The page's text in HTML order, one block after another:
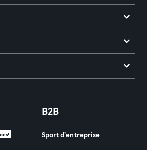
B2B
Sport d'entreprise